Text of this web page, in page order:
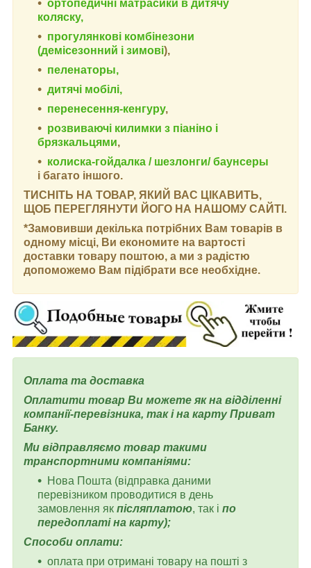
ортопедичні матрасики в дитячу
коляску,
прогулянкові комбінезони
(демісезонний і зимові),
пеленаторы,
дитячі мобілі,
перенесення-кенгуру,
розвиваючі килимки з піаніно і
брязкальцями,
колиска-гойдалка / шезлонги/ баунсеры
і багато іншого.
ТИСНІТЬ НА ТОВАР, ЯКИЙ ВАС ЦІКАВИТЬ,
ЩОБ ПЕРЕГЛЯНУТИ ЙОГО НА НАШОМУ САЙТІ.
*Замовивши декілька потрібних Вам товарів в
одному місці, Ви економите на вартості
доставки товару поштою, а ми з радістю
допоможемо Вам підібрати все необхідне.
Оплата та доставка
Оплатити товар Ви можете як на відділенні
компанії-перевізника, так і на карту Приват
Банку.
Ми відправляємо товар такими
транспортними компаніями:
Нова Пошта (відправка даними
перевізником проводитися в день
замовлення як післяплатою, так і по
передоплаті на карту);
Способи оплати:
оплата при отримані товару на пошті з